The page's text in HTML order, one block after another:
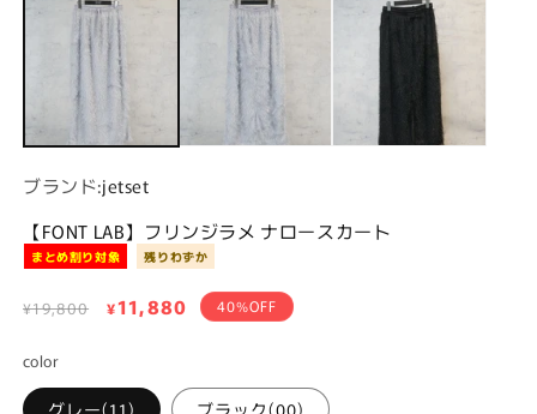
ブランド:jetset
【FONT LAB】フリンジラメ ナロースカート
まとめ割り対象 残りわずか
通
価
格
¥19,800
セ
価
¥11,880 40%OFF
color
グレー(11) ブラック(00)